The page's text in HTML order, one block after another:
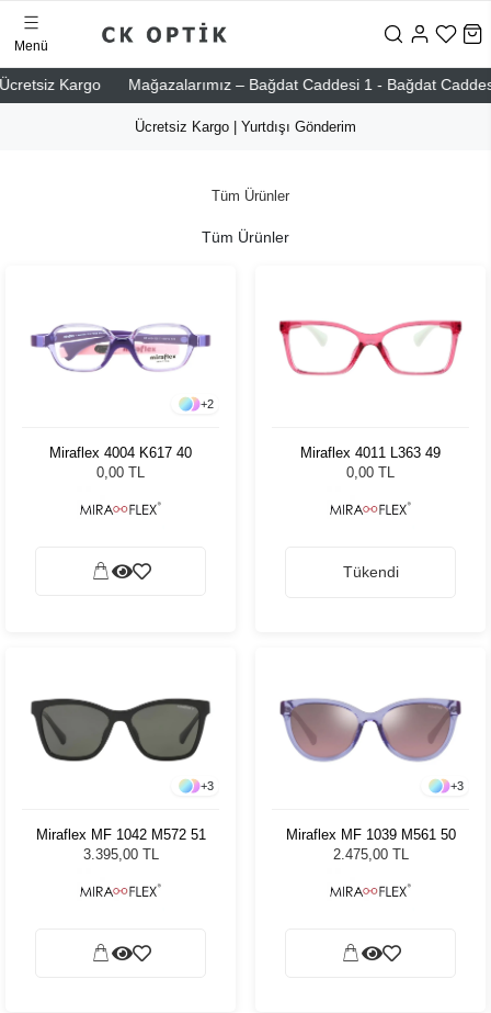
Kargo Mağazalarımız – Bağdat Caddesi 1 - Bağdat Caddesi 2
Menü
Ücretsiz Kargo | Yurtdışı Gönderim
Tüm Ürünler
Tüm Ürünler
+2
Miraflex 4004 K617 40
0,00 TL
Miraflex 4011 L363 49
0,00 TL
Tükendi
+3
Miraflex MF 1042 M572 51
3.395,00 TL
+3
Miraflex MF 1039 M561 50
2.475,00 TL